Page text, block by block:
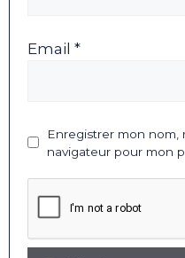
Email *
Enregistrer mon nom,
navigateur pour mon